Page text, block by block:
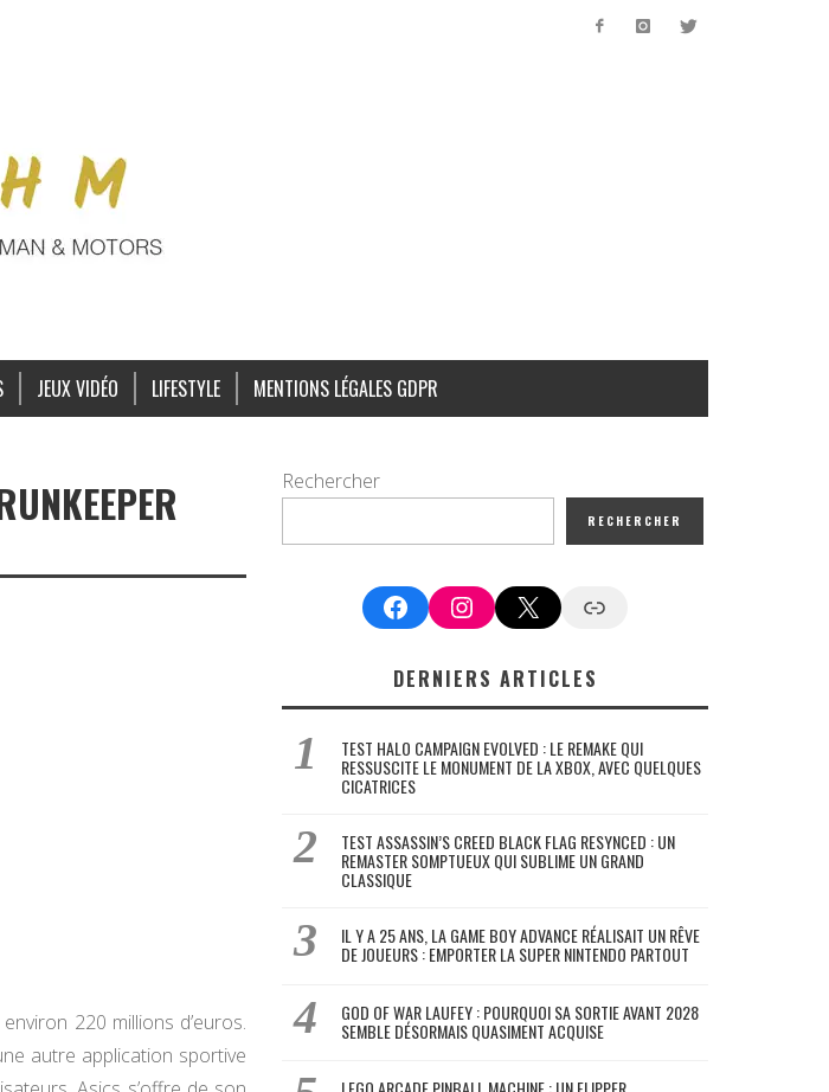
JEUX VIDÉO LIFESTYLE MENTIONS LÉGALES GDPR
220 millions d’euros.
autre application sportive
Rechercher
RECHERCHER
FacebookInstagram
X Google News
DERNIERS ARTICLES
TEST HALO CAMPAIGN EVOLVED : LE REMAKE QUI
RESSUSCITE LE MONUMENT DE LA XBOX, AVEC QUELQUES
CICATRICES
TEST ASSASSIN’S CREED BLACK FLAG RESYNCED : UN
REMASTER SOMPTUEUX QUI SUBLIME UN GRAND
CLASSIQUE
IL Y A 25 ANS, LA GAME BOY ADVANCE RÉALISAIT UN RÊVE
DE JOUEURS : EMPORTER LA SUPER NINTENDO PARTOUT
GOD OF WAR LAUFEY : POURQUOI SA SORTIE AVANT 2028
SEMBLE DÉSORMAIS QUASIMENT ACQUISE